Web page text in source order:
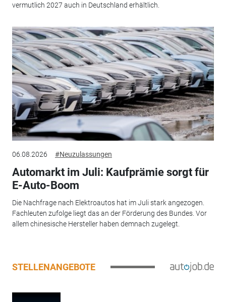
vermutlich 2027 auch in Deutschland erhältlich.
06.08.2026 #Neuzulassungen
Automarkt im Juli: Kaufprämie sorgt für
E-Auto-Boom
Die Nachfrage nach Elektroautos hat im Juli stark angezogen.
Fachleuten zufolge liegt das an der Förderung des Bundes. Vor
allem chinesische Hersteller haben demnach zugelegt.
STELLENANGEBOTE